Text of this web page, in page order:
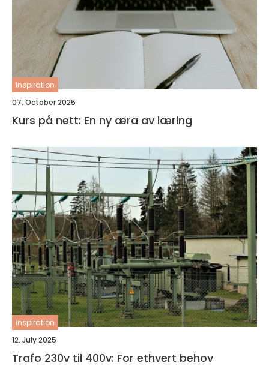
inspiration
07. October 2025
Kurs på nett: En ny æra av læring
inspiration
12. July 2025
Trafo 230v til 400v: For ethvert behov